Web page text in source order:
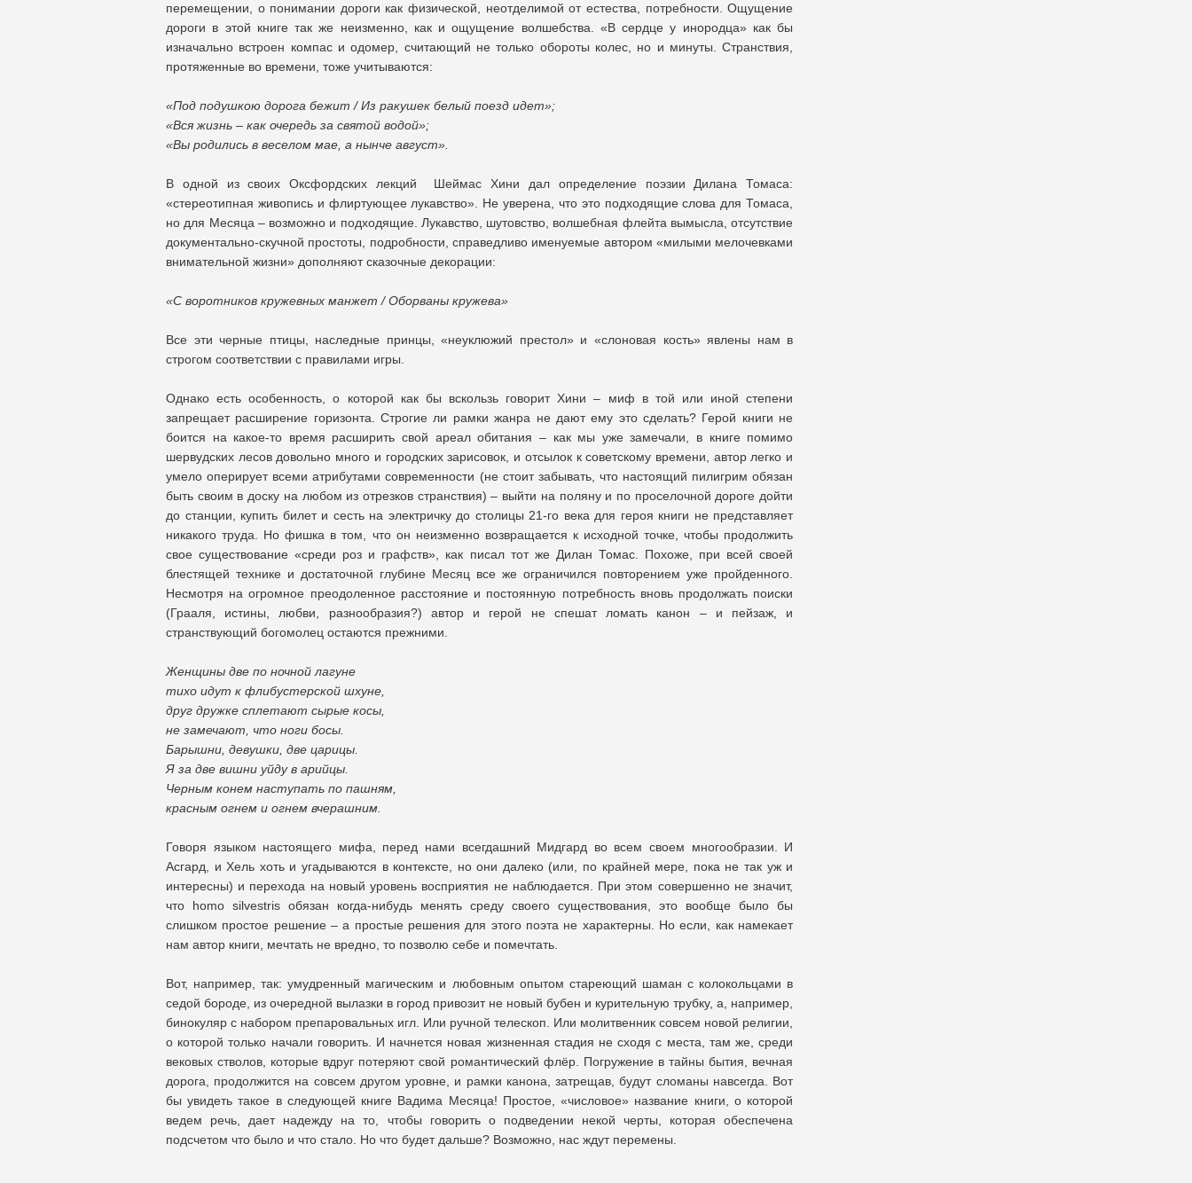
перемещении, о понимании дороги как физической, неотделимой от естества, потребности. Ощущение
дороги в этой книге так же неизменно, как и ощущение волшебства. «В сердце у инородца» как бы
изначально встроен компас и одомер, считающий не только обороты колес, но и минуты. Странствия,
протяженные во времени, тоже учитываются:
«Под подушкою дорога бежит / Из ракушек белый поезд идет»;
«Вся жизнь – как очередь за святой водой»;
«Вы родились в веселом мае, а нынче август».
В одной из своих Оксфордских лекций Шеймас Хини дал определение поэзии Дилана Томаса:
«стереотипная живопись и флиртующее лукавство». Не уверена, что это подходящие слова для Томаса,
но для Месяца – возможно и подходящие. Лукавство, шутовство, волшебная флейта вымысла, отсутствие
документально-скучной простоты, подробности, справедливо именуемые автором «милыми мелочевками
внимательной жизни» дополняют сказочные декорации:
«С воротников кружевных манжет / Оборваны кружева»
Все эти черные птицы, наследные принцы, «неуклюжий престол» и «слоновая кость» явлены нам в
строгом соответствии с правилами игры.
Однако есть особенность, о которой как бы вскользь говорит Хини – миф в той или иной степени
запрещает расширение горизонта. Строгие ли рамки жанра не дают ему это сделать? Герой книги не
боится на какое-то время расширить свой ареал обитания – как мы уже замечали, в книге помимо
шервудских лесов довольно много и городских зарисовок, и отсылок к советскому времени, автор легко и
умело оперирует всеми атрибутами современности (не стоит забывать, что настоящий пилигрим обязан
быть своим в доску на любом из отрезков странствия) – выйти на поляну и по проселочной дороге дойти
до станции, купить билет и сесть на электричку до столицы 21-го века для героя книги не представляет
никакого труда. Но фишка в том, что он неизменно возвращается к исходной точке, чтобы продолжить
свое существование «среди роз и графств», как писал тот же Дилан Томас. Похоже, при всей своей
блестящей технике и достаточной глубине Месяц все же ограничился повторением уже пройденного.
Несмотря на огромное преодоленное расстояние и постоянную потребность вновь продолжать поиски
(Грааля, истины, любви, разнообразия?) автор и герой не спешат ломать канон – и пейзаж, и
странствующий богомолец остаются прежними.
Женщины две по ночной лагуне
тихо идут к флибустерской шхуне,
друг дружке сплетают сырые косы,
не замечают, что ноги босы.
Барышни, девушки, две царицы.
Я за две вишни уйду в арийцы.
Черным конем наступать по пашням,
красным огнем и огнем вчерашним.
Говоря языком настоящего мифа, перед нами всегдашний Мидгард во всем своем многообразии. И
Асгард, и Хель хоть и угадываются в контексте, но они далеко (или, по крайней мере, пока не так уж и
интересны) и перехода на новый уровень восприятия не наблюдается. При этом совершенно не значит,
что homo silvestris обязан когда-нибудь менять среду своего существования, это вообще было бы
слишком простое решение – а простые решения для этого поэта не характерны. Но если, как намекает
нам автор книги, мечтать не вредно, то позволю себе и помечтать.
Вот, например, так: умудренный магическим и любовным опытом стареющий шаман с колокольцами в
седой бороде, из очередной вылазки в город привозит не новый бубен и курительную трубку, а, например,
бинокуляр с набором препаровальных игл. Или ручной телескоп. Или молитвенник совсем новой религии,
о которой только начали говорить. И начнется новая жизненная стадия не сходя с места, там же, среди
вековых стволов, которые вдруг потеряют свой романтический флёр. Погружение в тайны бытия, вечная
дорога, продолжится на совсем другом уровне, и рамки канона, затрещав, будут сломаны навсегда. Вот
бы увидеть такое в следующей книге Вадима Месяца! Простое, «числовое» название книги, о которой
ведем речь, дает надежду на то, чтобы говорить о подведении некой черты, которая обеспечена
подсчетом что было и что стало. Но что будет дальше? Возможно, нас ждут перемены.